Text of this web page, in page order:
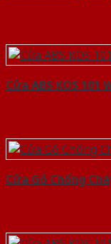
Cửa ABS KOS 101
Cửa Gỗ Chống